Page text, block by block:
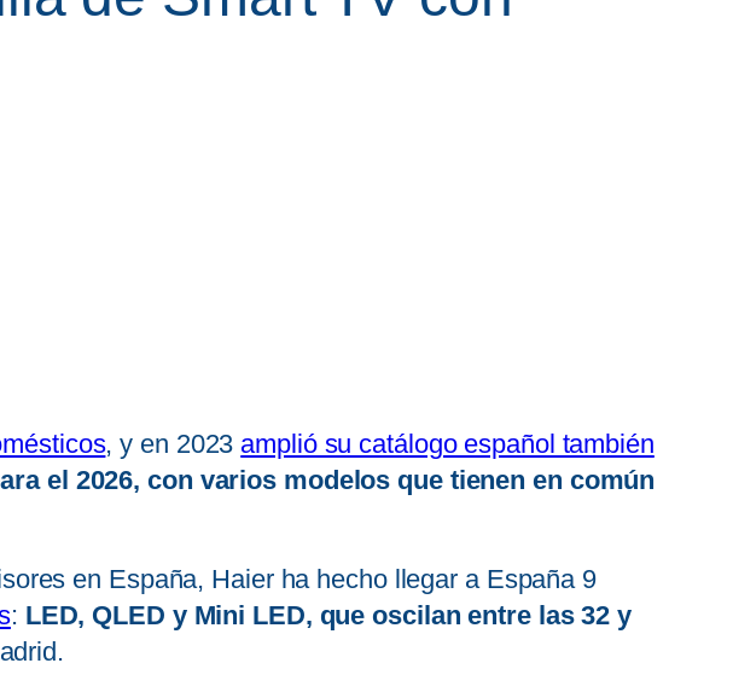
, y en 2023 amplió su catálogo español también
el 2026, con varios modelos que tienen en común
en España, Haier ha hecho llegar a España 9
: LED, QLED y Mini LED, que oscilan entre las 32 y